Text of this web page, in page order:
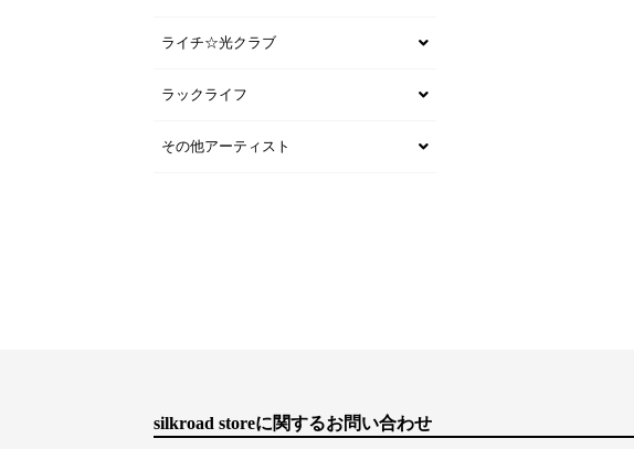
ライチ☆光クラブ
ラックライフ
その他アーティスト
silkroad storeに関するお問い合わせ